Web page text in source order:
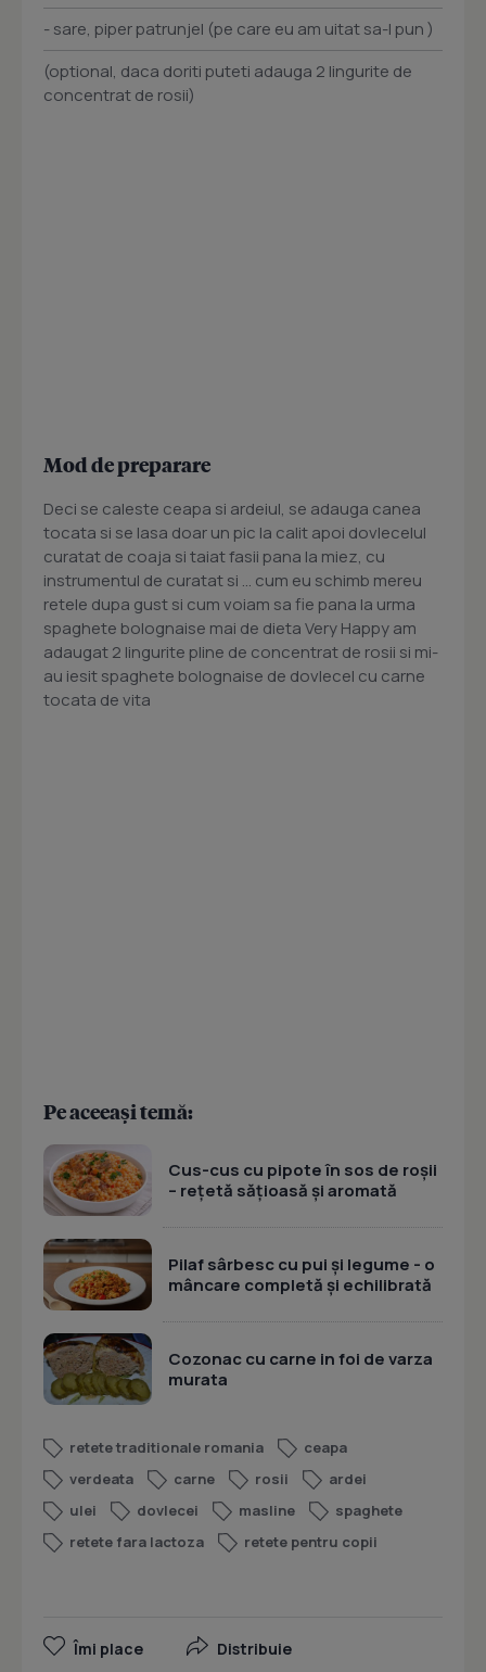
- sare, piper patrunjel (pe care eu am uitat sa-l pun )
(optional, daca doriti puteti adauga 2 lingurite de
concentrat de rosii)
Mod de preparare
Deci se caleste ceapa si ardeiul, se adauga canea
tocata si se lasa doar un pic la calit apoi dovlecelul
curatat de coaja si taiat fasii pana la miez, cu
instrumentul de curatat si ... cum eu schimb mereu
retele dupa gust si cum voiam sa fie pana la urma
spaghete bolognaise mai de dieta Very Happy am
adaugat 2 lingurite pline de concentrat de rosii si mi-
au iesit spaghete bolognaise de dovlecel cu carne
tocata de vita
Pe aceeași temă:
Cus-cus cu pipote în sos de roșii
– rețetă sățioasă și aromată
Pilaf sârbesc cu pui și legume - o
mâncare completă și echilibrată
Cozonac cu carne in foi de varza
murata
retete traditionale romania
ceapa
verdeata
carne rosii
ardei
ulei
dovlecei masline
spaghete
retete fara lactoza
retete pentru copii
Îmi place Distribuie